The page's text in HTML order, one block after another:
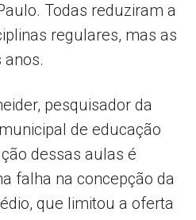
Todas reduziram a
regulares, mas as
pesquisador da
de educação
dessas aulas é
falha na concepção da
que limitou a oferta